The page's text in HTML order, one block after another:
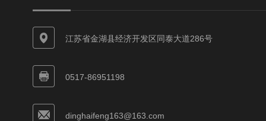
江苏省金湖县经济开发区同泰大道286号
0517-86951198
dinghaifeng163@163.com